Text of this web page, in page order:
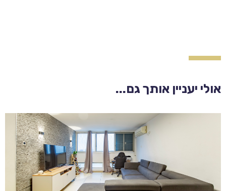
אולי יעניין אותך גם...